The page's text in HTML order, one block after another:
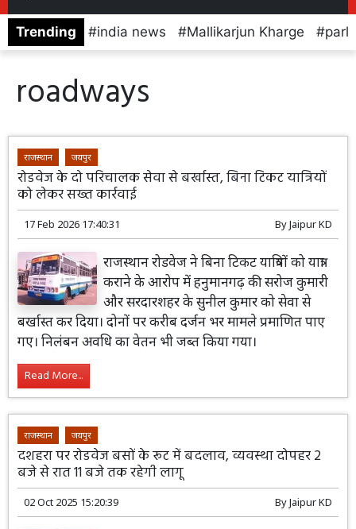
Trending india news Mallikarjun Kharge
roadways
राजस्थान जयपुर
रोडवेज के दो परिचालक सेवा से बर्खास्त, बिना टिकट यात्रियों
को लेकर सख्त कार्रवाई
17 Feb 2026 17:40:31 ByJaipur KD
राजस्थान रोडवेज ने बिना टिकट यात्रियों को यात्रा
कराने के आरोप में हनुमानगढ़ की सरोज कुमारी
और सरदारशहर के सुनील कुमार को सेवा से
बर्खास्त कर दिया। दोनों पर करीब दर्जन भर मामले प्रमाणित पाए
गए। निलंबन अवधि का वेतन भी जब्त किया गया।
Read More...
राजस्थान जयपुर
दशहरा पर रोडवेज बसों के रूट में बदलाव, व्यवस्था दोपहर 2
बजे से रात 11 बजे तक रहेगी लागू
02 Oct 2025 15:20:39 ByJaipur KD